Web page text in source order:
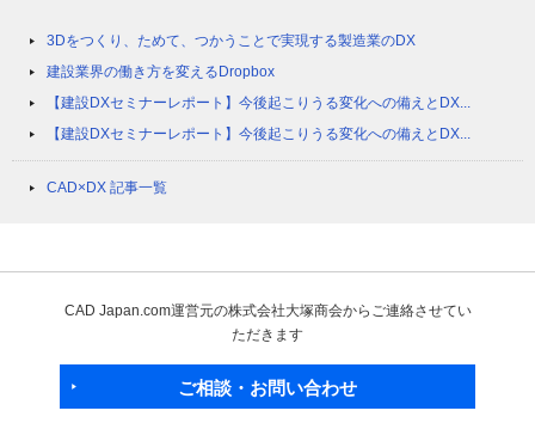
3Dをつくり、ためて、つかうことで実現する製造業のDX
建設業界の働き方を変えるDropbox
【建設DXセミナーレポート】今後起こりうる変化への備えとDX...
【建設DXセミナーレポート】今後起こりうる変化への備えとDX...
CAD×DX 記事一覧
CAD Japan.com運営元の株式会社大塚商会からご連絡させてい
ただきます
ご相談・お問い合わせ